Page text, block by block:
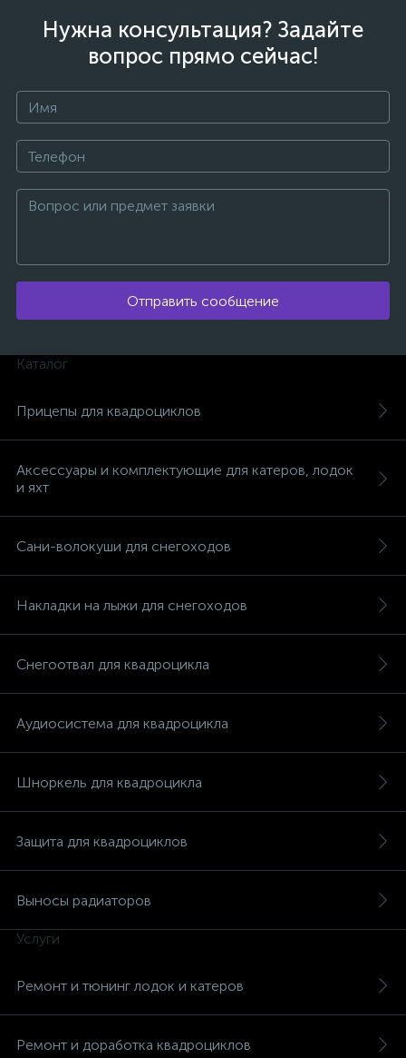
Нужна консультация? Задайте
вопрос прямо сейчас!
Отправить сообщение
Каталог
Прицепы для квадроциклов
Аксессуары и комплектующие для катеров, лодок
и яхт
Сани-волокуши для снегоходов
Накладки на лыжи для снегоходов
Снегоотвал для квадроцикла
Аудиосистема для квадроцикла
Шноркель для квадроцикла
Защита для квадроциклов
Выносы радиаторов
Услуги
Ремонт и тюнинг лодок и катеров
Ремонт и доработка квадроциклов